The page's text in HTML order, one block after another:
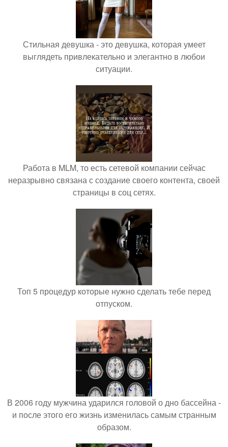
Стильная девушка - это девушка, которая умеет
выглядеть привлекательно и элегантно в любои
ситуации.
Работа в MLM, то есть сетевой компании сейчас
неразрывно связана с создание своего контента, своей
страницы в соц сетях.
Топ 5 процедур которые нужно сделать тебе перед
отпуском.
В 2006 году мужчина ударился головой о дно бассейна -
и после этого его жизнь изменилась самым странным
образом.